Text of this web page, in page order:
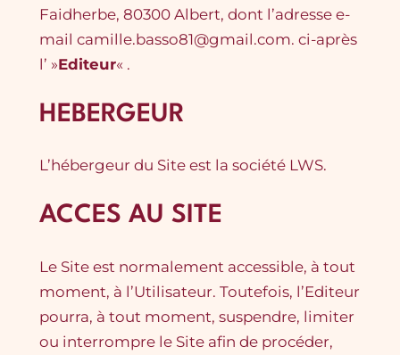
Faidherbe, 80300 Albert, dont l’adresse e-
mail camille.basso81@gmail.com. ci-après
l’ »Editeur« .
HEBERGEUR
L’hébergeur du Site est la société LWS.
ACCES AU SITE
Le Site est normalement accessible, à tout
moment, à l’Utilisateur. Toutefois, l’Editeur
pourra, à tout moment, suspendre, limiter
ou interrompre le Site afin de procéder,